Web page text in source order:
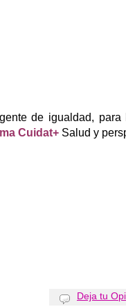
de igualdad, para
Cuidat+Salud y
Deja tu